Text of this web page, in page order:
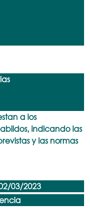
a los
indicando las
y las normas
03/2023